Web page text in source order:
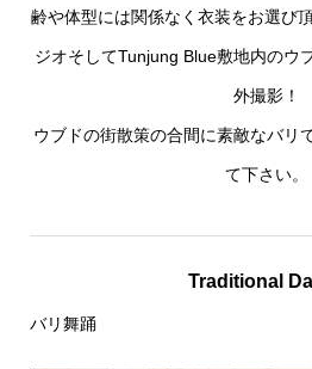
齢や体型には関係なく衣装をお選び
ジオそしてTunjung Blue敷地内のウ
外撮影！
ウブドの街散策の合間に素敵なバリ
て下さい。
Traditional
バリ舞踊